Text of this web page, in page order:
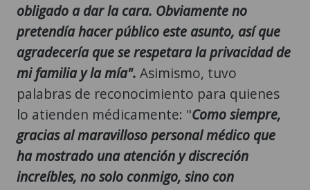
obligado a dar la cara. Obviamente no
pretendía hacer público este asunto, así que
agradecería que se respetara la privacidad de
mi familia y la mía". Asimismo, tuvo
palabras de reconocimiento para quienes
lo atienden médicamente: "Como siempre,
gracias al maravilloso personal médico que
ha mostrado una atención y discreción
increíbles, no solo conmigo, sino con